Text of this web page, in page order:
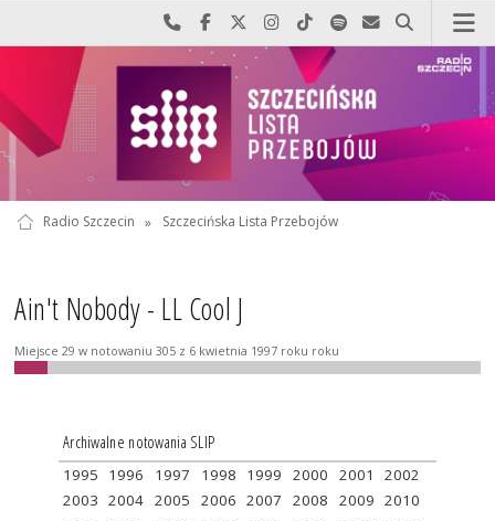
Najlepiej po prostu do nas zadzwoń
Odwiedź nas na Facebook-u
Odwiedź nas na X
Odwiedź nas na Instagram-ie
Odwiedź nas na TikTok-u
Szukaj nas na Spotify
Wyślij do nas
Szukaj
Radio Szczecin » Szczecińska Lista Przebojów
Ain't Nobody - LL Cool J
Miejsce 29 w notowaniu 305 z 6 kwietnia 1997 roku roku
Archiwalne notowania SLIP
1995 1996 1997 1998 1999 2000 2001
2002
2003 2004 2005 2006 2007 2008 2009 2010